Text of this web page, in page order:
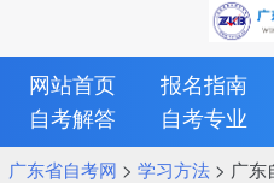
网站首页 报名指南
自考解答
自考专业
广东省自考网 > 学习方法> 广东